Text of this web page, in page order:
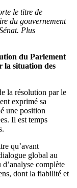
le titre de
du gouvernement
Plus
du Parlement
la situation des
la résolution par le
exprimé sa
une position
Il est temps
qu’avant
global au
complète
dont la fiabilité et